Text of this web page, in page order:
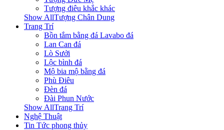
Tượng điêu khắc khác
Show AllTượng Chân Dung
Trang Trí
Bồn tắm bằng đá Lavabo đá
Lan Can đá
Lò Sưởi
Lộc bình đá
Mộ bia mộ bằng đá
Phù Điêu
Đèn đá
Đài Phun Nước
Show AllTrang Trí
Nghệ Thuật
Tin Tức phong thủy